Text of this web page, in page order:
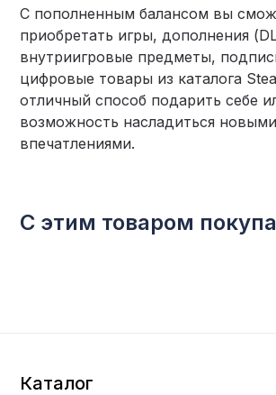
С пополненным балансом вы
приобретать игры, дополнения
внутриигровые предметы,
цифровые товары из каталога
отличный способ подарить себе
возможность насладиться
впечатлениями.
С этим товаром
Каталог